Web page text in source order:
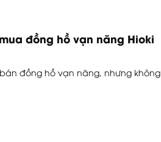
đồng hồ vạn năng Hioki
đồng hồ vạn năng, nhưng không